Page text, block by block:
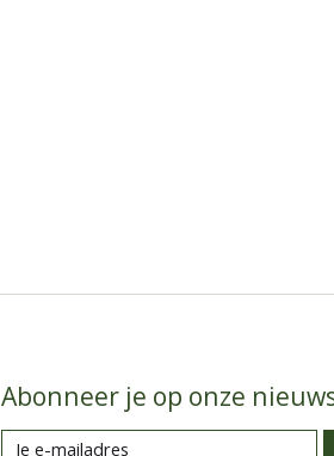
Abonneer je op onze